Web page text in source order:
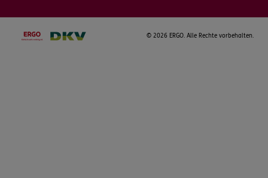
© 2026 ERGO. Alle Rechte vorbehalten.